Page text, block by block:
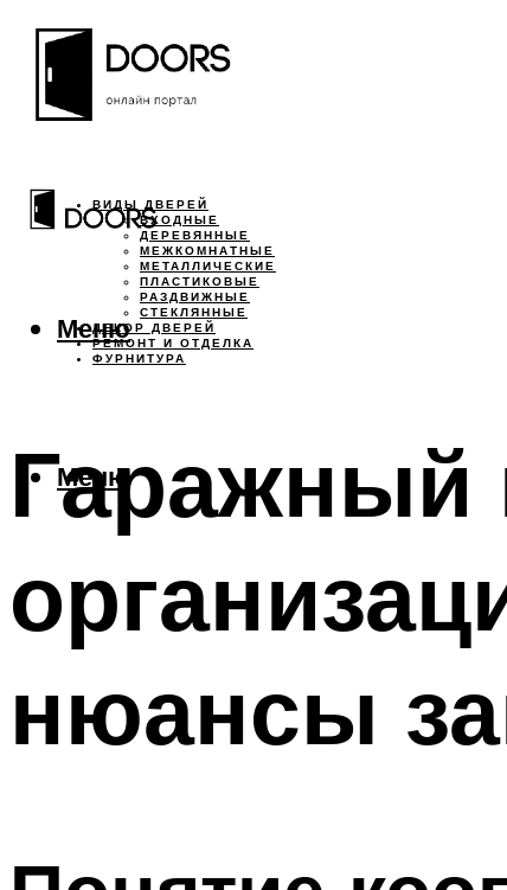
ВИДЫ ДВЕРЕЙ
ВХОДНЫЕ
ДЕРЕВЯННЫЕ
МЕЖКОМНАТНЫЕ
МЕТАЛЛИЧЕСКИЕ
ПЛАСТИКОВЫЕ
РАЗДВИЖНЫЕ
СТЕКЛЯННЫЕ
ДЕКОР ДВЕРЕЙ
РЕМОНТ И ОТДЕЛКА
ФУРНИТУРА
Меню
Меню
Гаражный
нюансы